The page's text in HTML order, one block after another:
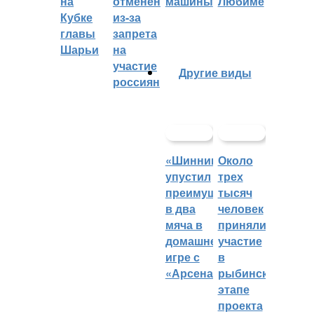
Кубке
главы
Шарьи
из-за
запрета
на
участие
россиян
Другие виды
«Шинник»
упустил
преимущество
в два
мяча в
домашней
игре с
«Арсеналом»
Около
трех
тысяч
человек
приняли
участие
в
рыбинском
этапе
проекта